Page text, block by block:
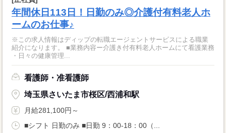
年間休日113日！日勤のみ◎介護付有料老人ホ
ームのお仕事♪
※この求人情報はディップの転職エージェントサービスによる職業
紹介になります。 ■業務内容ー介護き付有料老人ホームにて看護業務
・日々の健康管理...
看護師・准看護師
埼玉県さいたま市桜区/西浦和駅
月給281,100円～
■シフト 日勤のみ ■日勤 9：00-18：00（...